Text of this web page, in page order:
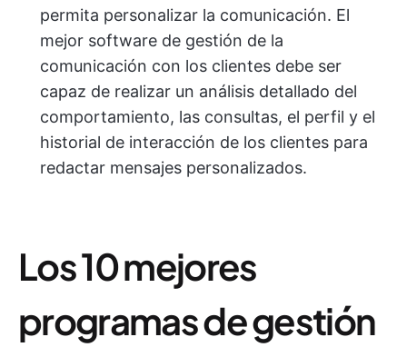
permita personalizar la comunicación. El
mejor software de gestión de la
comunicación con los clientes debe ser
capaz de realizar un análisis detallado del
comportamiento, las consultas, el perfil y el
historial de interacción de los clientes para
redactar mensajes personalizados.
Los 10 mejores
programas de gestión